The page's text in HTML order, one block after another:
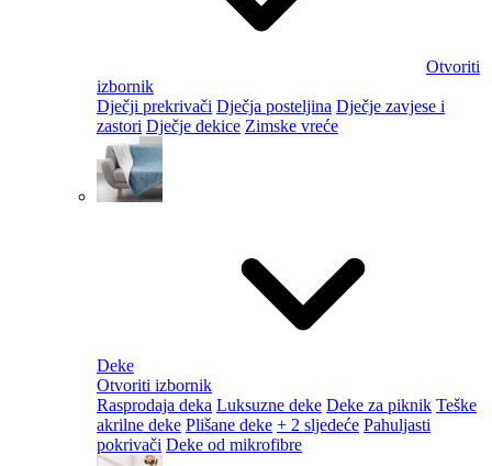
Otvoriti
izbornik
Dječji prekrivači Dječja posteljina Dječje zavjese i
zastori Dječje dekice Zimske vreće
Deke
Otvoriti izbornik
Rasprodaja deka Luksuzne deke Deke za piknik Teške
akrilne deke Plišane deke + 2 sljedeće Pahuljasti
pokrivači Deke od mikrofibre